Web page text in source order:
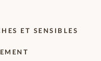
ET SENSIBLES